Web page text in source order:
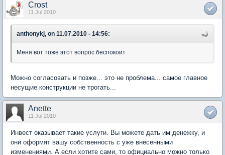
Crost
11 Jul 2010
anthonykj, on 11.07.2010 - 14:56:
Меня вот тоже этот вопрос беспокоит
Можно согласовать и позже... это не проблема... самое главное
несущие конструкции не трогать...
Anette
11 Jul 2010
Инвест оказывает такие услуги. Вы можете дать им денежку, и
они оформят вашу собственность с уже внесенными
изменениями. А если хотите сами, то официально можно только